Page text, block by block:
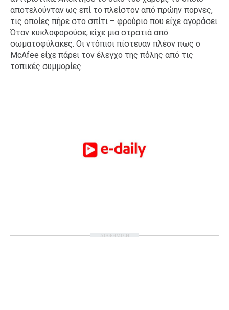
αποτελούνταν ως επί το πλείστον από πρώην ποpνες,
τις οποίες πήρε στο σπίτι – φρούριο που είχε αγοράσει.
Όταν κυκλοφορούσε, είχε μια στρατιά από
σωματοφύλακες. Οι ντόπιοι πίστευαν πλέον πως ο
McAfee είχε πάρει τον έλεγχο της πόλης από τις
τοπικές συμμορίες.
ΔΙΑΦΗΜΙΣΗ